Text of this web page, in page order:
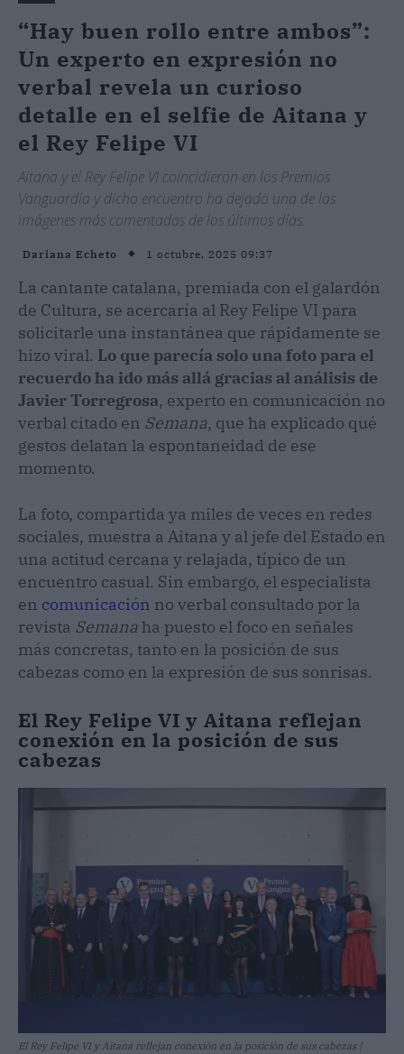
“Hay buen rollo entre ambos”:
Un experto en expresión no
verbal revela un curioso
detalle en el selfie de Aitana y
el Rey Felipe VI
Aitana y el Rey Felipe VI coincidieron en los Premios
Vanguardia y dicho encuentro ha dejado una de las
imágenes más comentadas de los últimos días.
Dariana Echeto 1 octubre, 2025 09:37
La cantante catalana, premiada con el galardón
de Cultura, se acercaría al Rey Felipe VI para
solicitarle una instantánea que rápidamente se
hizo viral. Lo que parecía solo una foto para el
recuerdo ha ido más allá gracias al análisis de
Javier Torregrosa, experto en comunicación no
verbal citado en Semana, que ha explicado qué
gestos delatan la espontaneidad de ese
momento.
La foto, compartida ya miles de veces en redes
sociales, muestra a Aitana y al jefe del Estado en
una actitud cercana y relajada, típico de un
encuentro casual. Sin embargo, el especialista
en comunicación no verbal consultado por la
revista Semana ha puesto el foco en señales
más concretas, tanto en la posición de sus
cabezas como en la expresión de sus sonrisas.
El Rey Felipe VI y Aitana reflejan
conexión en la posición de sus
cabezas
El Rey Felipe VI y Aitana reflejan conexión en la posición de sus cabezas |